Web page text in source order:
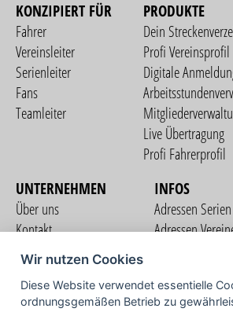
KONZIPIERT FÜR
Fahrer
Vereinsleiter
Serienleiter
Fans
Teamleiter
PRODUKTE
Dein
Profi Vereinsprofil
Digitale
Live Übertragung
Profi Fahrerprofil
UNTERNEHMEN
Über uns
Kontakt
Nutzungsbedingungen
Datenschutzerklärung
Impressum
INFOS
Adressen Serien
Adressen
COMMUNITY
Wir nutzen Cookies
Diese Website verwendet essentielle
ordnungsgemäßen Betrieb zu